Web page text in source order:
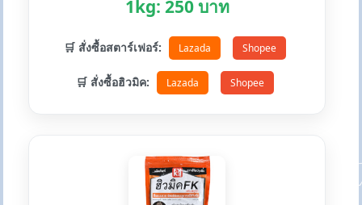
1kg: 250 บาท
🛒 สั่งซื้อสตาร์เฟอร์: Lazada Shopee
🛒 สั่งซื้อฮิวมิค: Lazada Shopee